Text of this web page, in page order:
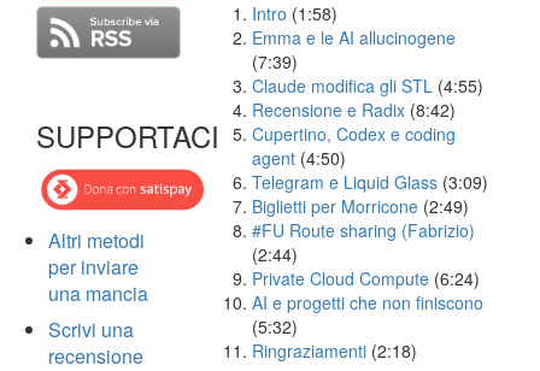
SUPPORTACI
Altri metodi
per inviare
una mancia
Scrivi una
recensione
Intro (1:58)
Emma e le AI allucinogene
(7:39)
Claude modifica gli STL (4:55)
Recensione e Radix (8:42)
Cupertino, Codex e coding
agent (4:50)
Telegram e Liquid Glass (3:09)
Biglietti per Morricone (2:49)
#FU Route sharing (Fabrizio)
(2:44)
Private Cloud Compute (6:24)
AI e progetti che non finiscono
(5:32)
Ringraziamenti (2:18)